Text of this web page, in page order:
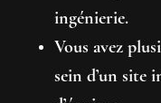
ingénierie.
Vous avez
sein d’un site